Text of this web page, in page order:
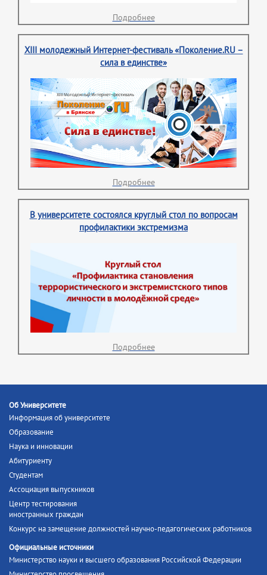
Подробнее
XIII молодежный Интернет-фестиваль «Поколение.RU –
сила в единстве»
Подробнее
В университете состоялся круглый стол по вопросам
профилактики экстремизма
Подробнее
Об Университете
Информация об университете
Образование
Наука и инновации
Абитуриенту
Студентам
Ассоциация выпускников
Центр тестирования
иностранных граждан
Конкурс на замещение должностей научно-педагогических работников
Официальные источники
Министерство науки и высшего образования Российской Федерации